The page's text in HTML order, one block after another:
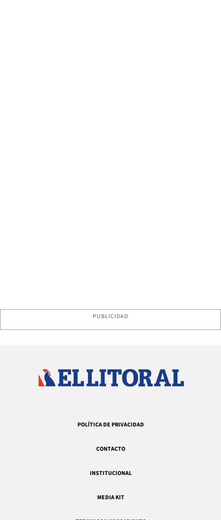
PUBLICIDAD
POLÍTICA DE PRIVACIDAD
CONTACTO
INSTITUCIONAL
MEDIA KIT